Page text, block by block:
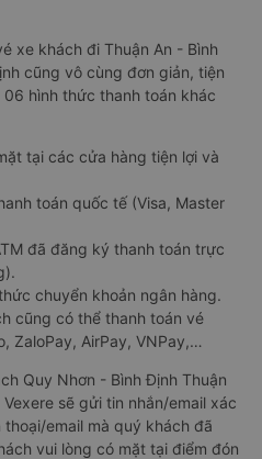
xe khách đi Thuận An - Bình
cũng vô cùng đơn giản, tiện
06 hình thức thanh toán khác
tại các cửa hàng tiện lợi và
toán quốc tế (Visa, Master
đã đăng ký thanh toán trực
chuyển khoản ngân hàng.
cũng có thể thanh toán vé
ZaloPay, AirPay, VNPay,…
Quy Nhơn - Bình Định Thuận
sẽ gửi tin nhắn/email xác
email mà quý khách đã
vui lòng có mặt tại điểm đón